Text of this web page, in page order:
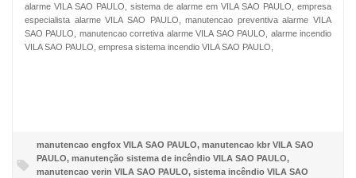
alarme VILA SAO PAULO, sistema de alarme em VILA SAO PAULO, empresa
especialista alarme VILA SAO PAULO, manutencao preventiva alarme VILA
SAO PAULO, manutencao corretiva alarme VILA SAO PAULO, alarme incendio
VILA SAO PAULO, empresa sistema incendio VILA SAO PAULO,
manutencao engfox VILA SAO PAULO, manutencao kbr VILA SAO
PAULO, manutenção sistema de incêndio VILA SAO PAULO,
manutencao verin VILA SAO PAULO, sistema incêndio VILA SAO